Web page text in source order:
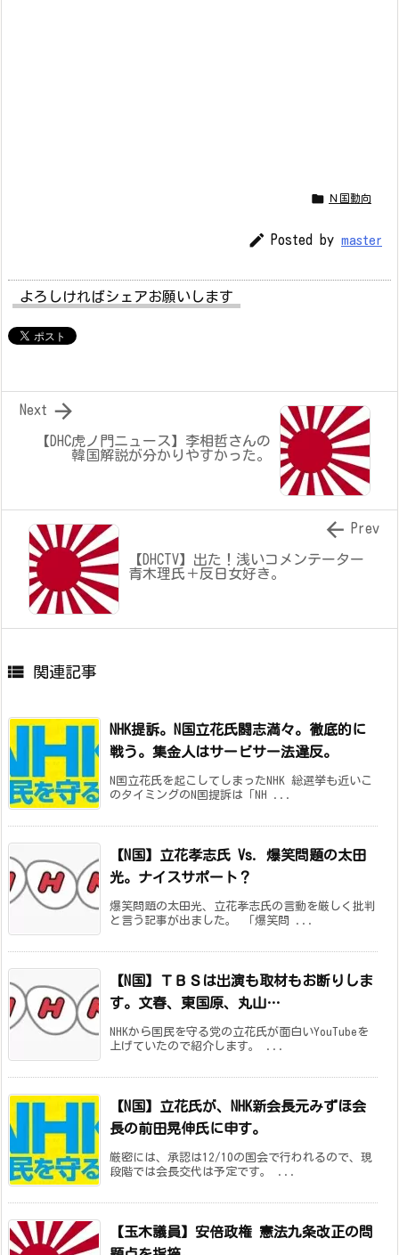
 Ｎ国動向
 Posted by master
よろしければシェアお願いします
【DHC虎ノ門ニュース】李相哲さんの
韓国解説が分かりやすかった。

Next
【DHCTV】出た！浅いコメンテーター
青木理氏＋反日女好き。
 Prev
 関連記事
NHK提訴。N国立花氏闘志満々。徹底的に
戦う。集金人はサービサー法違反。
N国立花氏を起こしてしまったNHK 総選挙も近いこ
のタイミングのN国提訴は「NH ...
【N国】立花孝志氏 Vs. 爆笑問題の太田
光。ナイスサポート？
爆笑問題の太田光、立花孝志氏の言動を厳しく批判
と言う記事が出ました。 「爆笑問 ...
【N国】ＴＢＳは出演も取材もお断りしま
す。文春、東国原、丸山…
NHKから国民を守る党の立花氏が面白いYouTubeを
上げていたので紹介します。 ...
【N国】立花氏が、NHK新会長元みずほ会
長の前田晃伸氏に申す。
厳密には、承認は12/10の国会で行われるので、現
段階では会長交代は予定です。 ...
【玉木議員】安倍政権 憲法九条改正の問